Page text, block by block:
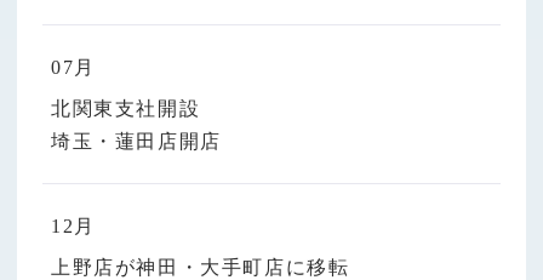
07月
北関東支社開設
埼玉・蓮田店開店
12月
上野店が神田・大手町店に移転